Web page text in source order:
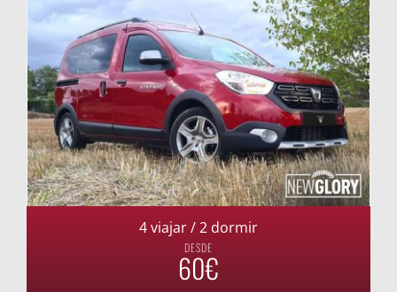
4 viajar / 2 dormir
DESDE
60€